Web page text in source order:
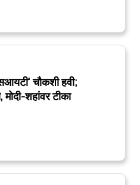
चौकशी हवी;
शहांवर टीका